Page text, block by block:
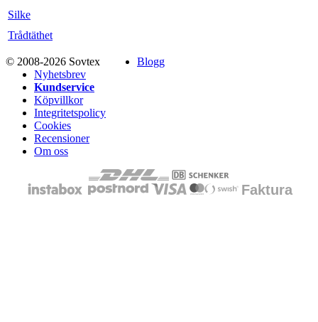
Silke
Trådtäthet
© 2008-2026 Sovtex
Blogg
Nyhetsbrev
Kundservice
Köpvillkor
Integritetspolicy
Cookies
Recensioner
Om oss